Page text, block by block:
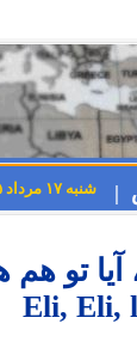
| شنبه ۱۷ مرداد ۱۴۰۵ / Saturday 8th August 2026
تو